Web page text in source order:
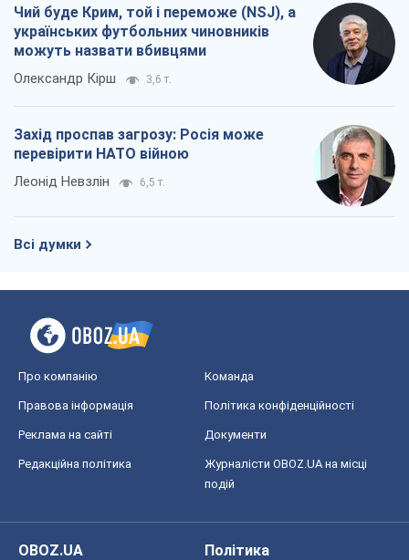
Чий буде Крим, той і переможе (NSJ), а
українських футбольних чиновників
можуть назвати вбивцями
Олександр Кірш 3,6 т.
Захід проспав загрозу: Росія може
перевірити НАТО війною
Леонід Невзлін 6,5 т.
Всі думки
Про компанію Команда
Правова інформація Політика конфіденційності
Реклама на сайті Документи
Редакційна політика
Журналісти OBOZ.UA на місці
подій
OBOZ.UA
Політика